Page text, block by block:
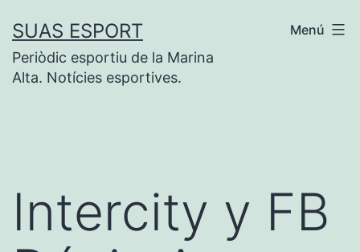
contenido
SUAS ESPORT
Periòdic esportiu de la Marina
Alta. Notícies esportives.
Menú
Intercity y FB